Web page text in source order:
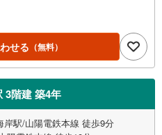
せる （無料）
3階建 築4年
岸駅/山陽電鉄本線 徒歩9分